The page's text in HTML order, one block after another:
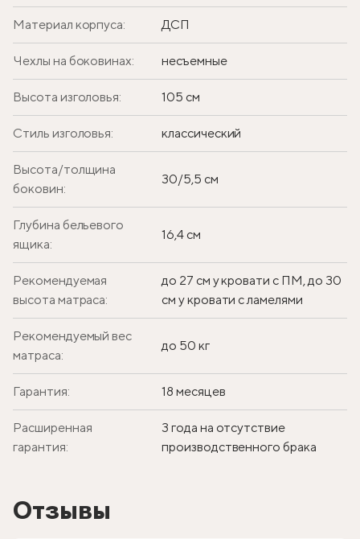
Материал корпуса: ДСП
Чехлы на боковинах: несъемные
Высота изголовья: 105 см
Стиль изголовья: классический
Высота/толщина
боковин:
30/5,5 см
Глубина бельевого
ящика:
16,4 см
Рекомендуемая
высота матраса:
до 27 см у кровати с ПМ, до 30
см у кровати с ламелями
Рекомендуемый вес
матраса:
до 50 кг
Гарантия: 18 месяцев
Расширенная
гарантия:
3 года на отсутствие
производственного брака
Отзывы